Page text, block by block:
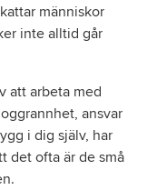
människor
inte alltid går
att arbeta med
ansvar
i dig själv, har
det ofta är de små